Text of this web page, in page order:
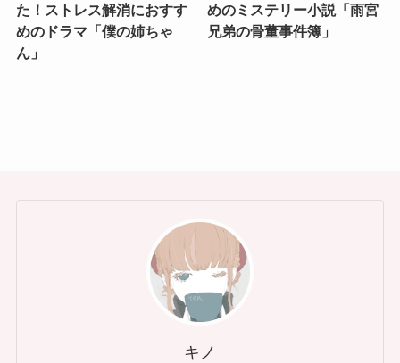
た！ストレス解消におすす
めのドラマ「僕の姉ちゃ
ん」
めのミステリー小説「雨宮
兄弟の骨董事件簿」
キノ